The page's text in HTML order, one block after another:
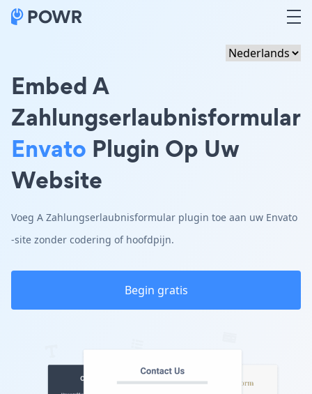
Embed A
Zahlungserlaubnisformular
Envato Plugin Op Uw
Website
Voeg A Zahlungserlaubnisformular plugin toe aan uw Envato
-site zonder codering of hoofdpijn.
Begin gratis